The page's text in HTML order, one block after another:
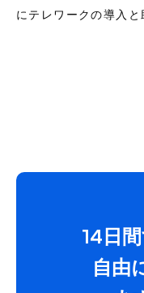
にテレワークの導入と
14日
自由